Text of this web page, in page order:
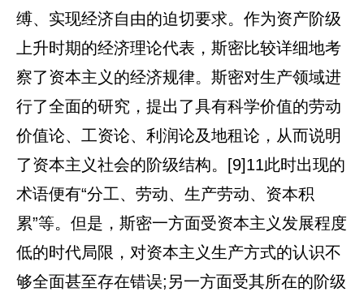
缚、实现经济自由的迫切要求。作为资产阶级
上升时期的经济理论代表，斯密比较详细地考
察了资本主义的经济规律。斯密对生产领域进
行了全面的研究，提出了具有科学价值的劳动
价值论、工资论、利润论及地租论，从而说明
了资本主义社会的阶级结构。[9]11此时出现的
术语便有“分工、劳动、生产劳动、资本积
累”等。但是，斯密一方面受资本主义发展程度
低的时代局限，对资本主义生产方式的认识不
够全面甚至存在错误;另一方面受其所在的阶级